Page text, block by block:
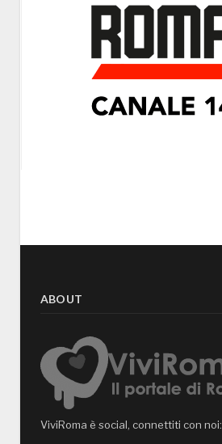
ABOUT
ViviRoma è social, connettiti con noi: